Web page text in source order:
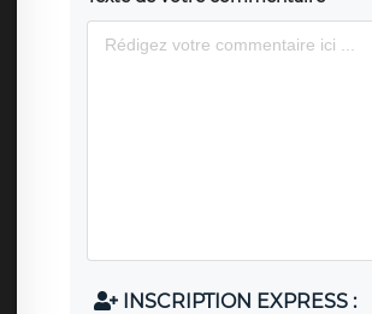
INSCRIPTION EXPRESS :